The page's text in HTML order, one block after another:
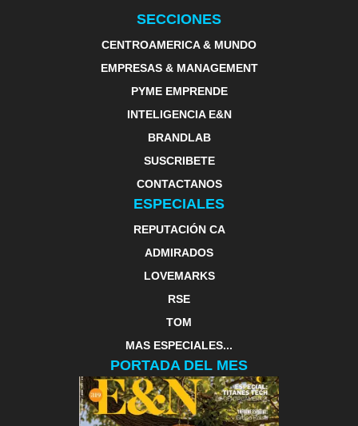
SECCIONES
CENTROAMERICA & MUNDO
EMPRESAS & MANAGEMENT
PYME EMPRENDE
INTELIGENCIA E&N
BRANDLAB
SUSCRIBETE
CONTACTANOS
ESPECIALES
REPUTACIÓN CA
ADMIRADOS
LOVEMARKS
RSE
TOM
MAS ESPECIALES...
PORTADA DEL MES